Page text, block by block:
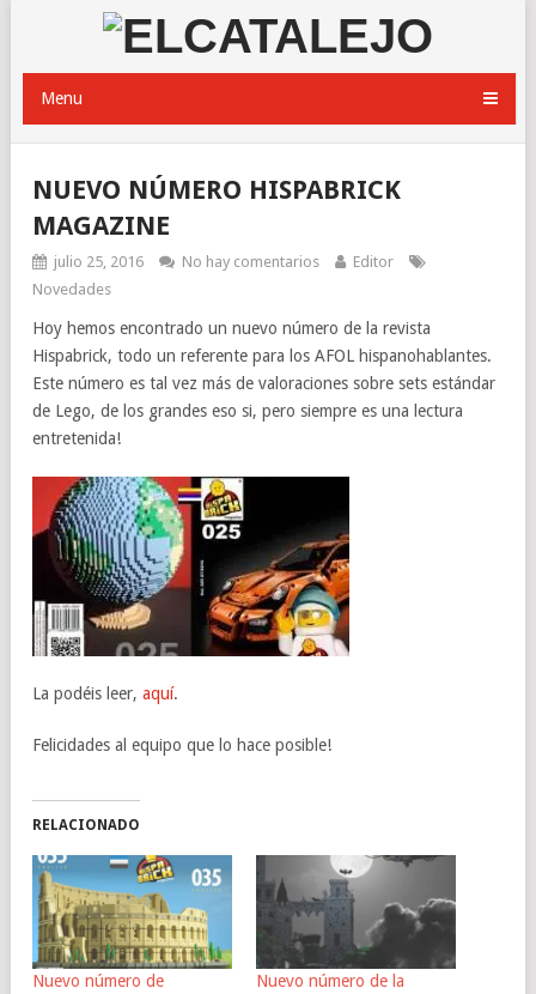
Menu
NUEVO NÚMERO HISPABRICK
MAGAZINE
julio 25, 2016 No hay comentarios
Editor
Novedades
Hoy hemos encontrado un nuevo número de la revista
Hispabrick, todo un referente para los AFOL hispanohablantes.
Este número es tal vez más de valoraciones sobre sets estándar
de Lego, de los grandes eso si, pero siempre es una lectura
entretenida!
La podéis leer, aquí.
Felicidades al equipo que lo hace posible!
RELACIONADO
Nuevo número de
Nuevo número de la